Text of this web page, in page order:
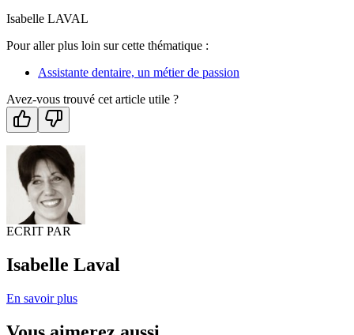
Isabelle LAVAL
Pour aller plus loin sur cette thématique :
Assistante dentaire, un métier de passion
Avez-vous trouvé cet article utile ?
ECRIT PAR
Isabelle Laval
En savoir plus